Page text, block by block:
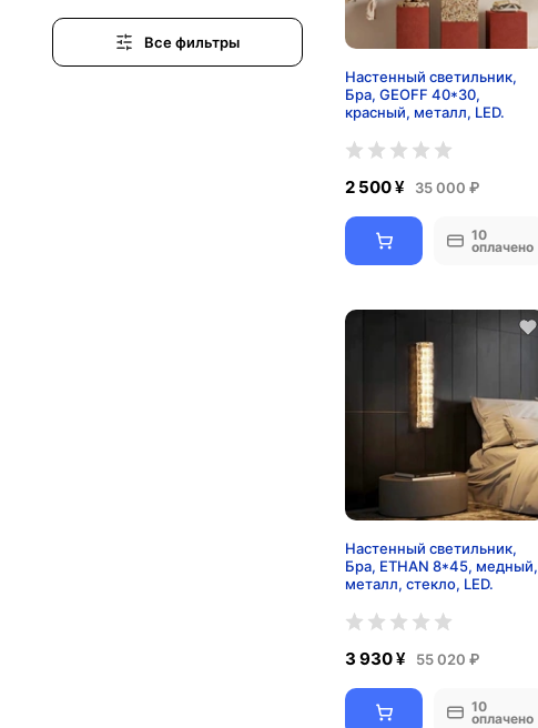
Все фильтры
Настенный светильник,
Бра, GEOFF 40*30,
красный, металл, LED.
2 500 ¥ 35 000 ₽
10
оплачено
Настенный светильник,
Бра, ETHAN 8*45, медный,
металл, стекло, LED.
3 930 ¥ 55 020 ₽
10
оплачено